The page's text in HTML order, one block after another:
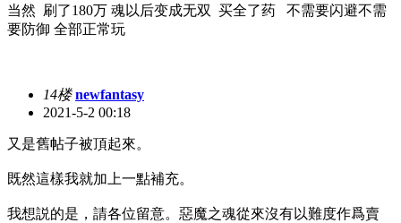
当然 刷了180万 魂以后变成无双 买全了药 不需要闪避不需
要防御 全部正常玩
14楼 newfantasy
2021-5-2 00:18
又是舊帖子被頂起來。
既然這樣我就加上一點補充。
我想説的是，請各位留意。惡魔之魂從來沒有以難度作爲賣